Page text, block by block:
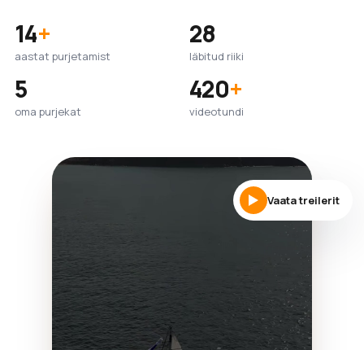
14+
aastat purjetamist
28
läbitud riiki
5
oma purjekat
420+
videotundi
Vaata treilerit